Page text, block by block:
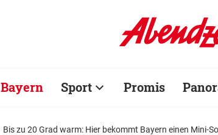
Bayern Sport Promis
Bis zu 20 Grad warm: Hier bekommt Bayern einen Mini-